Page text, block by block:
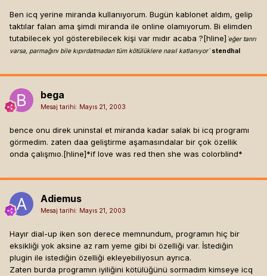
Ben icq yerine miranda kullanıyorum. Bugün kablonet aldım, gelip
taktılar falan ama şimdi miranda ile online olamıyorum. Bi elimden
tutabilecek yol gösterebilecek kişi var mıdır acaba ?[hline] `eğer tanrı
varsa, parmağını bile kıpırdatmadan tüm kötülüklere nasıl katlanıyor` stendhal
bega
Mesaj tarihi: Mayıs 21, 2003
bence onu direk uninstal et miranda kadar salak bi icq programı
görmedim. zaten daa geliştirme aşamasındalar bir çok özellik
onda çalışmıo.[hline]*if love was red then she was colorblind*
Adiemus
Mesaj tarihi: Mayıs 21, 2003
Hayır dial-up iken son derece memnundum, programın hiç bir
eksikliği yok aksine az ram yeme gibi bi özelliği var. İstediğin
plugin ile istediğin özelliği ekleyebiliyosun ayrıca.
Zaten burda programın iyiliğini kötülüğünü sormadım kimseye icq